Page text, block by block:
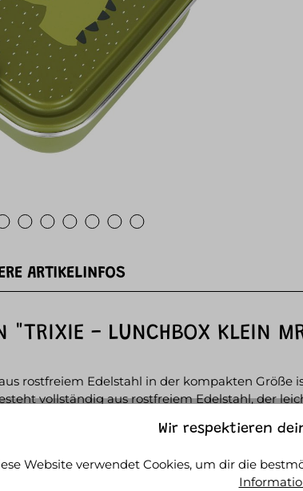
ARTIKELINFOS
"TRIXIE - LUNCHBOX KLEIN
rostfreiem Edelstahl in der kompakten
vollständig aus rostfreiem Edelstahl, der
kleinere Kinder die Box mühelos öffnen und
der Speisen bewahrt.Wir respektieren
Website verwendet Cookies, um dir die